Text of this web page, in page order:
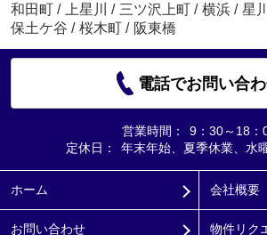
和田町 / 上星川 / 三ツ沢上町 / 横浜 / 星川
保土ケ谷 / 桜木町 / 阪東橋
電話でお問い合
営業時間：
9：30～18：
定休日：
年末年始、夏季休業、水
ホーム 会社概要
お問い合わせ 物件リク